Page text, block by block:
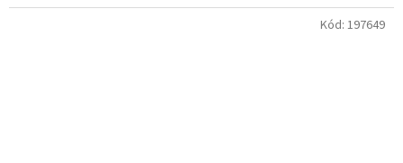
Kód: 197649